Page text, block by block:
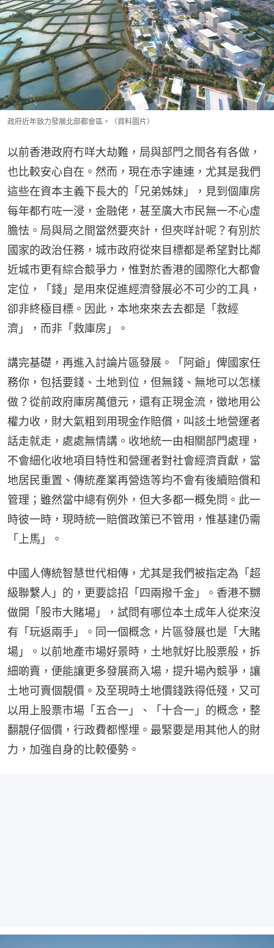
政府近年致力發展北部都會區。（資料圖片）
以前香港政府冇咩大劫難，局與部門之間各有各做，
也比較安心自在。然而，現在赤字連連，尤其是我們
這些在資本主義下長大的「兄弟姊妹」，見到個庫房
每年都冇咗一浸，金融佬，甚至廣大市民無一不心虛
膽怯。局與局之間當然要夾計，但夾咩計呢？有別於
國家的政治任務，城市政府從來目標都是希望對比鄰
近城市更有綜合競爭力，惟對於香港的國際化大都會
定位，「錢」是用來促進經濟發展必不可少的工具，
卻非終極目標。因此，本地來來去去都是「救經
濟」，而非「救庫房」。
講完基礎，再進入討論片區發展。「阿爺」俾國家任
務你，包括要錢、土地到位，但無錢、無地可以怎樣
做？從前政府庫房萬億元，還有正現金流，徵地用公
權力收，財大氣粗到用現金作賠償，叫該土地營運者
話走就走，處處無情講。收地統一由相關部門處理，
不會細化收地項目特性和營運者對社會經濟貢獻，當
地居民重置、傳統產業再營造等均不會有後續賠償和
管理；雖然當中總有例外，但大多都一概免問。此一
時彼一時，現時統一賠償政策已不管用，惟基建仍需
「上馬」。
中國人傳統智慧世代相傳，尤其是我們被指定為「超
級聯繫人」的，更要諗招「四兩撥千金」。香港不嬲
做開「股市大賭場」，試問有哪位本土成年人從來沒
有「玩返兩手」。同一個概念，片區發展也是「大賭
場」。以前地產市場好景時，土地就好比股票般，拆
細啲賣，便能讓更多發展商入場，提升場內競爭，讓
土地可賣個靚價。及至現時土地價錢跌得低殘，又可
以用上股票市場「五合一」、「十合一」的概念，整
翻靚仔個價，行政費都慳埋。最緊要是用其他人的財
力，加強自身的比較優勢。